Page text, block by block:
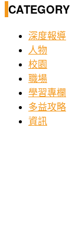
CATEGORY
深度報導
人物
校園
職場
學習專欄
多益攻略
資訊